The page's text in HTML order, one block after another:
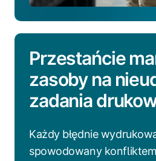
Przestańcie
zasoby na
zadania
Każdy błędnie
spowodowany